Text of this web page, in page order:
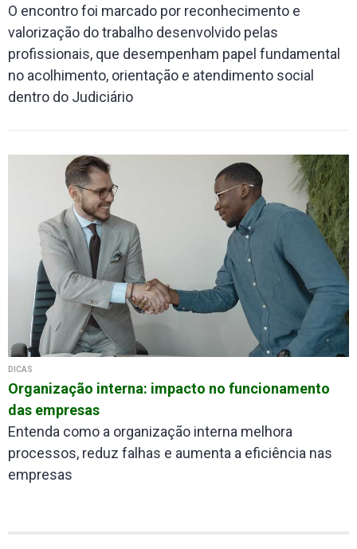
O encontro foi marcado por reconhecimento e
valorização do trabalho desenvolvido pelas
profissionais, que desempenham papel fundamental
no acolhimento, orientação e atendimento social
dentro do Judiciário
DICAS
Organização interna: impacto no funcionamento
das empresas
Entenda como a organização interna melhora
processos, reduz falhas e aumenta a eficiência nas
empresas